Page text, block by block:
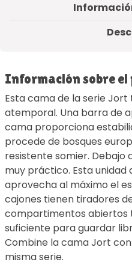
Información sobre
Esta cama de la serie
atemporal. Una barra de
cama proporciona
procede de bosques
resistente somier. Debajo
muy práctico. Esta
aprovecha al máximo el
cajones tienen tiradores
compartimentos abiertos
suficiente para guardar
Combine la cama Jort
misma serie.